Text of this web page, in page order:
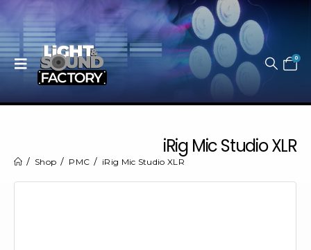
0
iRig Mic Studio XLR
Shop PMC iRig Mic Studio XLR